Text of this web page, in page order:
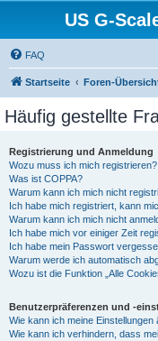
US G-
FAQ
Startseite Foren-
Häufig gestellte
Registrierung und Anmeldung
Wozu muss ich mich registrieren?
Was ist COPPA?
Warum kann ich mich nicht
Ich habe mich registriert, kann
Warum kann ich mich nicht
Ich habe mich vor einiger Zeit
Ich habe mein Passwort
Warum werde ich automatisch
Wozu ist die Funktion „Alle
Benutzerpräferenzen und -
Wie kann ich meine Einstellungen
Wie kann ich verhindern, dass